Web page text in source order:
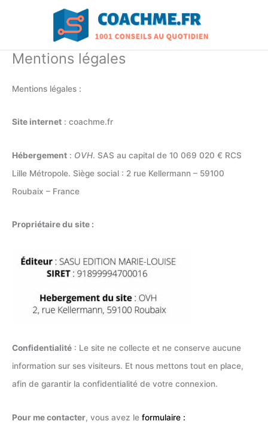
Mentions légales
Mentions légales :
Site internet : coachme.fr
Hébergement : OVH. SAS au capital de 10 069 020 € RCS
Lille Métropole. Siège social : 2 rue Kellermann – 59100
Roubaix – France
Propriétaire du site :
Confidentialité : Le site ne collecte et ne conserve aucune
information sur ses visiteurs. Et nous mettons tout en place,
afin de garantir la confidentialité de votre connexion.
Pour me contacter, vous avez le formulaire :